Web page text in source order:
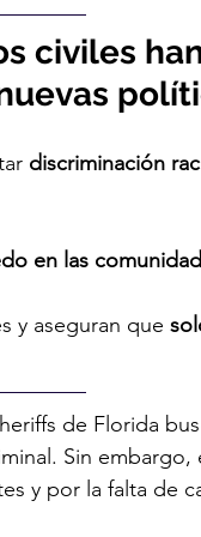
civiles
discriminación
en las
y aseguran que
de Florida
Sin
y por la falta de